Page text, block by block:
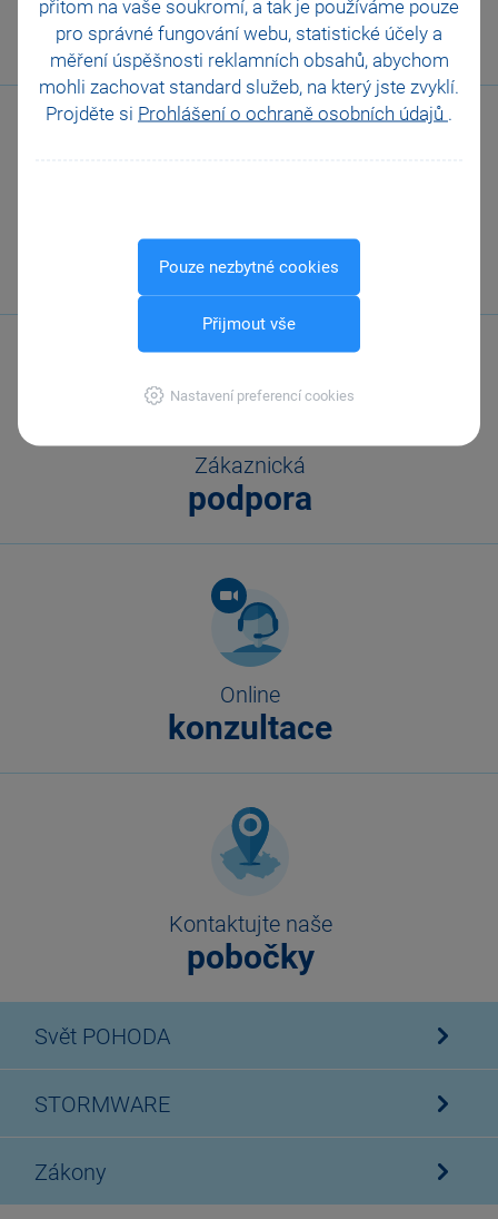
přitom na vaše soukromí, a tak je používáme pouze
pro správné fungování webu, statistické účely a
měření úspěšnosti reklamních obsahů, abychom
mohli zachovat standard služeb, na který jste zvyklí.
Projděte si Prohlášení o ochraně osobních údajů .
Pouze nezbytné cookies
Přijmout vše
Nastavení preferencí cookies
Odeslat Tisknout
Zavolejte nám
567 112 611
Zákaznická
podpora
Online
konzultace
Kontaktujte naše
pobočky
Svět POHODA
STORMWARE
Zákony